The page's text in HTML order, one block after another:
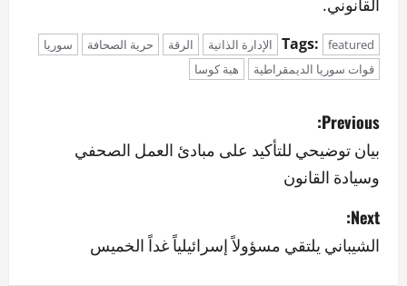
Tags: featured الإدارة الذاتية الرقة حرية الصحافة
سوريا
قوات سوريا الديمقراطية
هبة كوسا
P
o
s
t
n
Previous:
بيان توضيحي للتأكيد على مبادئ العمل الصحفي
وسيادة القانون
Next:
الشيباني يلتقي مسؤولاً إسرائيلياً غداً الخميس